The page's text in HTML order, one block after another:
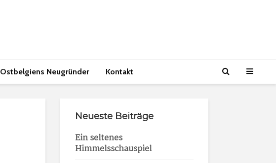
Ostbelgiens Neugründer Kontakt
Neueste Beiträge
Ein seltenes
Himmelsschauspiel